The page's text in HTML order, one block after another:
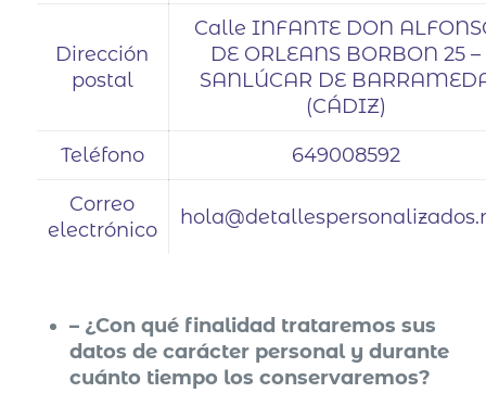
Dirección
postal
Calle INFANTE DON
DE ORLEANS BORBON 25 –
SANLÚCAR DE
(CÁDIZ)
Teléfono 649008592
Correo
electrónico
– ¿Con qué finalidad trataremos sus
datos de carácter personal y durante
cuánto tiempo los conservaremos?